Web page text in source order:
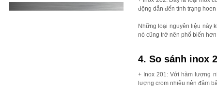
động dẫn đến tình trạng hoen
Những loại nguyên liệu này
nó cũng trở nên phổ biến
4. So sánh inox
+ Inox 201: Với hàm lượng
lượng crom nhiều nên đảm